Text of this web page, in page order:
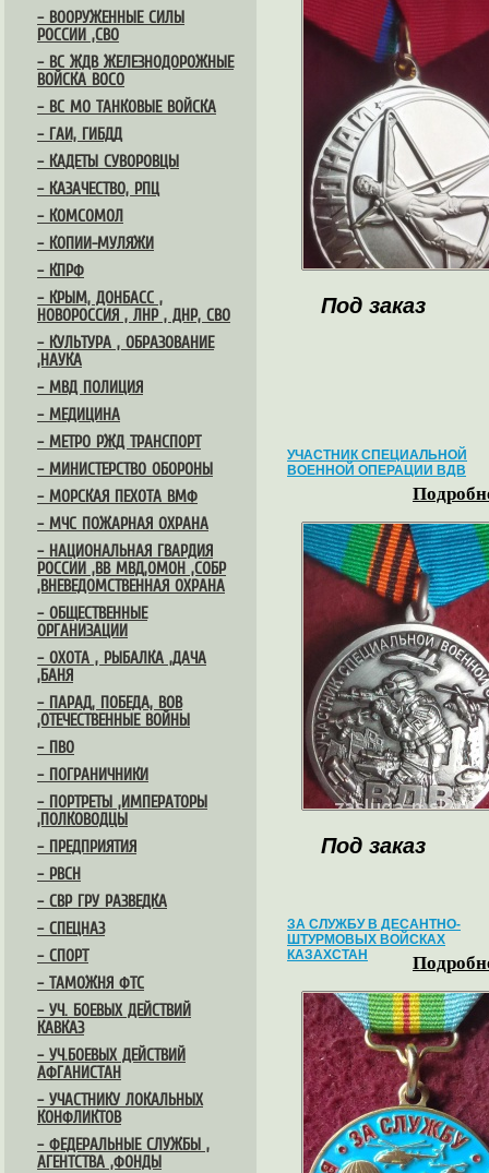
– ВООРУЖЕННЫЕ СИЛЫ
РОССИИ ,СВО
– ВС ЖДВ ЖЕЛЕЗНОДОРОЖНЫЕ
ВОЙСКА ВОСО
– ВС МО ТАНКОВЫЕ ВОЙСКА
– ГАИ, ГИБДД
– КАДЕТЫ СУВОРОВЦЫ
– КАЗАЧЕСТВО, РПЦ
– КОМСОМОЛ
– КОПИИ-МУЛЯЖИ
– КПРФ
– КРЫМ, ДОНБАСС ,
НОВОРОССИЯ , ЛНР , ДНР, СВО
– КУЛЬТУРА , ОБРАЗОВАНИЕ
,НАУКА
– МВД ПОЛИЦИЯ
– МЕДИЦИНА
– МЕТРО РЖД ТРАНСПОРТ
– МИНИСТЕРСТВО ОБОРОНЫ
– МОРСКАЯ ПЕХОТА ВМФ
– МЧС ПОЖАРНАЯ ОХРАНА
– НАЦИОНАЛЬНАЯ ГВАРДИЯ
РОССИИ ,ВВ МВД,ОМОН ,СОБР
,ВНЕВЕДОМСТВЕННАЯ ОХРАНА
– ОБЩЕСТВЕННЫЕ
ОРГАНИЗАЦИИ
– ОХОТА , РЫБАЛКА ,ДАЧА
,БАНЯ
– ПАРАД, ПОБЕДА, ВОВ
,ОТЕЧЕСТВЕННЫЕ ВОЙНЫ
– ПВО
– ПОГРАНИЧНИКИ
– ПОРТРЕТЫ ,ИМПЕРАТОРЫ
,ПОЛКОВОДЦЫ
– ПРЕДПРИЯТИЯ
– РВСН
– СВР ГРУ РАЗВЕДКА
– СПЕЦНАЗ
– СПОРТ
– ТАМОЖНЯ ФТС
– УЧ. БОЕВЫХ ДЕЙСТВИЙ
КАВКАЗ
– УЧ.БОЕВЫХ ДЕЙСТВИЙ
АФГАНИСТАН
– УЧАСТНИКУ ЛОКАЛЬНЫХ
КОНФЛИКТОВ
– ФЕДЕРАЛЬНЫЕ СЛУЖБЫ ,
АГЕНТСТВА ,ФОНДЫ
Под заказ
УЧАСТНИК СПЕЦИАЛЬНОЙ
ВОЕННОЙ ОПЕРАЦИИ ВДВ
Под заказ
ЗА СЛУЖБУ В ДЕСАНТНО-
ШТУРМОВЫХ ВОЙСКАХ
КАЗАХСТАН